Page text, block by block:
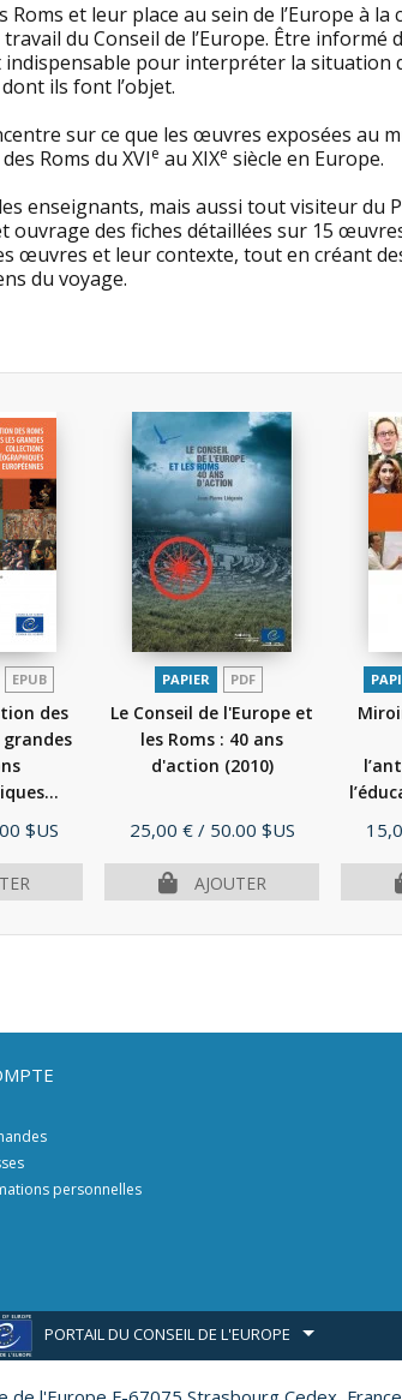
Roms et leur place au sein de l’Europe à
du Conseil de l’Europe. Être informé
indispensable pour interpréter la situation
ils font l’objet.
sur ce que les œuvres exposées au
Roms du XVIe au XIXe siècle en Europe.
enseignants, mais aussi tout visiteur du
ouvrage des fiches détaillées sur 15
œuvres et leur contexte, tout en créant
du voyage.
EPUB
des
grandes
$US
PAPIER PDF
Le Conseil de l'Europe et
les Roms : 40 ans
d'action (2010)
Prix
25,00 € / 50.00 $US
AJOUTER
Prix
personnelles
PORTAIL DU CONSEIL DE L'EUROPE